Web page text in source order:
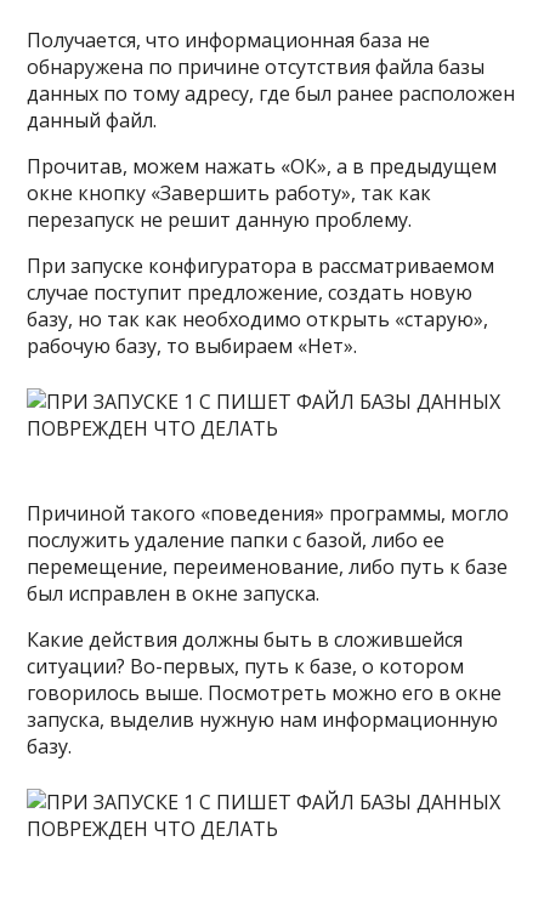
Получается, что информационная база не
обнаружена по причине отсутствия файла базы
данных по тому адресу, где был ранее расположен
данный файл.
Прочитав, можем нажать «ОК», а в предыдущем
окне кнопку «Завершить работу», так как
перезапуск не решит данную проблему.
При запуске конфигуратора в рассматриваемом
случае поступит предложение, создать новую
базу, но так как необходимо открыть «старую»,
рабочую базу, то выбираем «Нет».
Причиной такого «поведения» программы, могло
послужить удаление папки с базой, либо ее
перемещение, переименование, либо путь к базе
был исправлен в окне запуска.
Какие действия должны быть в сложившейся
ситуации? Во-первых, путь к базе, о котором
говорилось выше. Посмотреть можно его в окне
запуска, выделив нужную нам информационную
базу.